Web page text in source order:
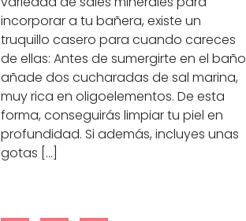
incorporar a tu bañera, existe un
truquillo casero para cuando careces
de ellas: Antes de sumergirte en el baño
añade dos cucharadas de sal marina,
muy rica en oligoelementos. De esta
forma, conseguirás limpiar tu piel en
profundidad. Si además, incluyes unas
gotas […]